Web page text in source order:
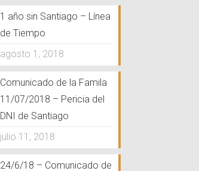
1 año sin Santiago – Línea
de Tiempo
agosto 1, 2018
Comunicado de la Famila
11/07/2018 – Pericia del
DNI de Santiago
julio 11, 2018
24/6/18 – Comunicado de